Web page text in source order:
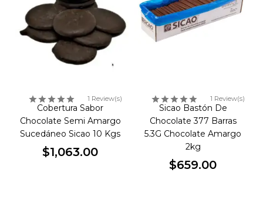
1 Review(s)
Cobertura Sabor
Chocolate Semi Amargo
Sucedáneo Sicao 10 Kgs
$1,063.00
1 Review(s)
Sicao Bastón De
Chocolate 377 Barras
5.3G Chocolate Amargo
2kg
$659.00